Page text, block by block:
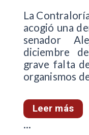
La
acogió una
senador
diciembre
grave falta
organismos
Leer más
...